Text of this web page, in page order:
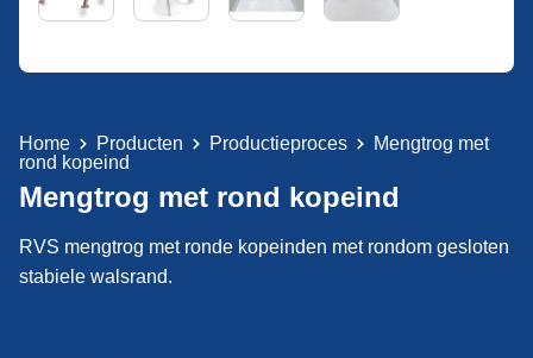
Home Producten Productieproces
Mengtrog met
rond kopeind
Mengtrog met rond kopeind
RVS mengtrog met ronde kopeinden met rondom gesloten
stabiele walsrand.